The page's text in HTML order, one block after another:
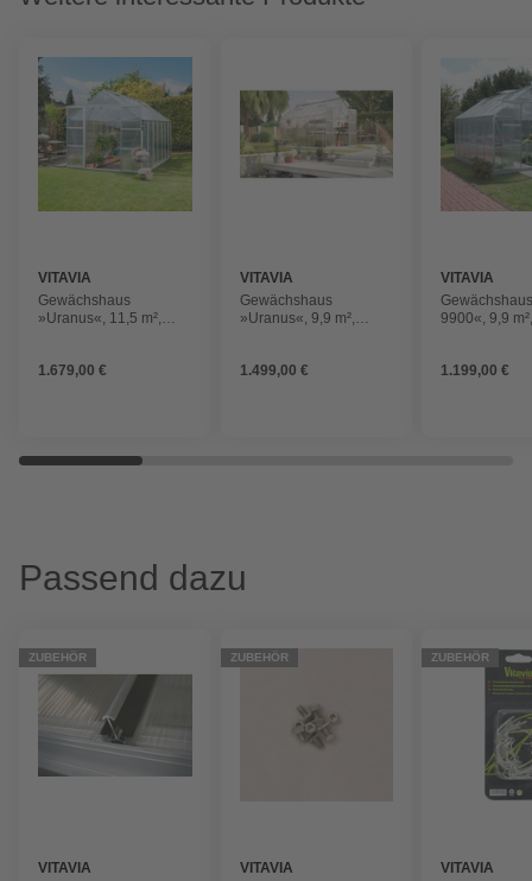
VITAVIA
Gewächshaus
»Uranus«, 11,5 m²,
1.679,00 €
VITAVIA
Gewächshaus
»Uranus«, 9,9 m²,
1.499,00 €
VITAVIA
9900«, 9,9
1.199,00 €
Passend dazu
ZUBEHÖR
VITAVIA
ZUBEHÖR
VITAVIA
ZUBEHÖR
VITAVIA